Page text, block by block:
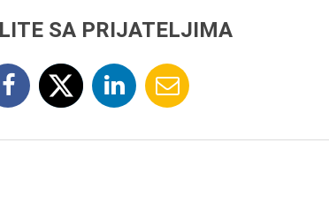
SA PRIJATELJIMA